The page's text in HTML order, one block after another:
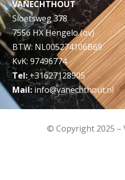
VANECHTHOUT
Sloetsweg 378
7556 HX Hengelo (ov)
BTW: NL005274106B69
KvK: 97496774
Tel:+31627128905
Mail: info@vanechthout.nl
© Copyright 2025 –